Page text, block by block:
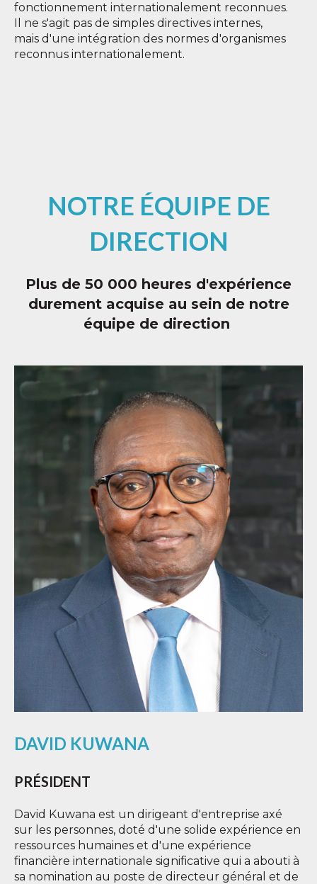
fonctionnement internationalement reconnues.
Il ne s'agit pas de simples directives internes,
mais d'une intégration des normes d'organismes
reconnus internationalement.
NOTRE ÉQUIPE DE
DIRECTION
Plus de 50 000 heures d'expérience
durement acquise au sein de notre
équipe de direction
DAVID KUWANA
PRÉSIDENT
David Kuwana est un dirigeant d'entreprise axé
sur les personnes, doté d'une solide expérience en
ressources humaines et d'une expérience
financière internationale significative qui a abouti à
sa nomination au poste de directeur général et de